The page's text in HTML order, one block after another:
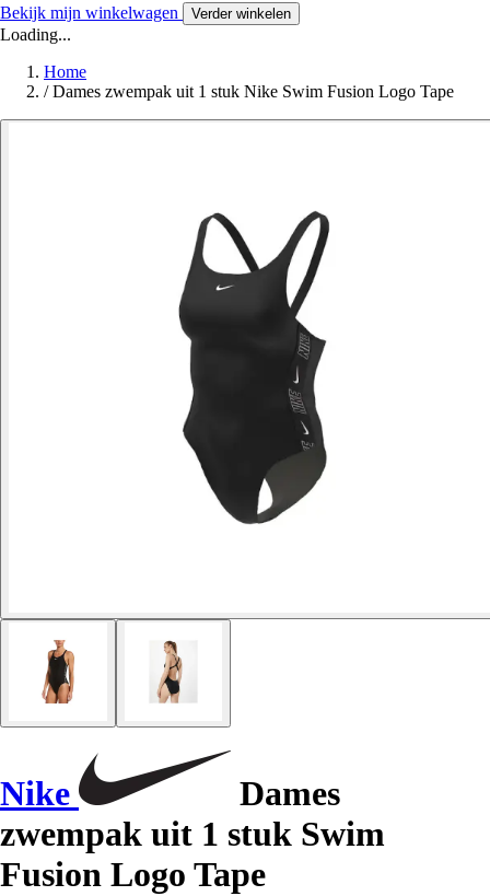
Bekijk mijn winkelwagen Verder winkelen
Loading...
Home
/ Dames zwempak uit 1 stuk Nike Swim Fusion Logo Tape
Nike
Dames
zwempak uit 1 stuk Swim
Fusion Logo Tape